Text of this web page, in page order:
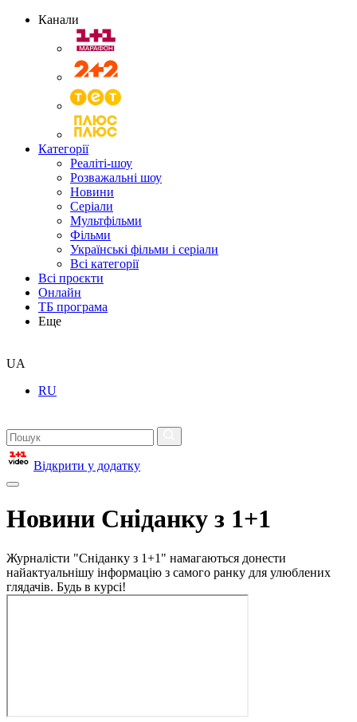
Канали
Категорії
Реаліті-шоу
Розважальні шоу
Новини
Серіали
Мультфільми
Фільми
Українські фільми і серіали
Всі категорії
Всі проєкти
Онлайн
ТБ програма
Еще
UA
RU
Відкрити у додатку
Новини Сніданку з 1+1
Журналісти "Сніданку з 1+1" намагаються донести
найактуальнішу інформацію з самого ранку для улюблених
глядачів. Будь в курсі!